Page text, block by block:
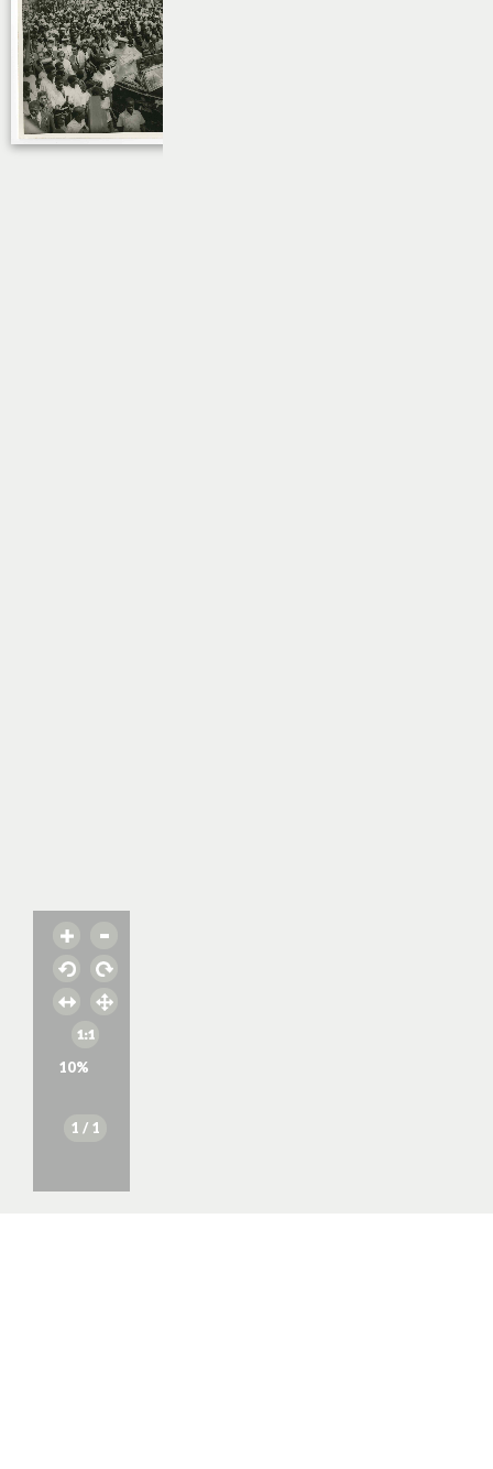
10%
1 / 1